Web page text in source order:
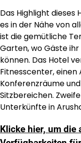
Das Highlight dieses
es in der Nähe von
ist die gemütliche
Garten, wo Gäste
können. Das Hotel
Fitnesscenter, einen
Konferenzräume
Sitzbereichen.
Unterkünfte in
Klicke hier, um die